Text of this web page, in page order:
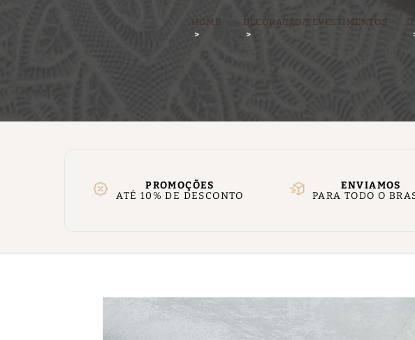
HOME DECORAÇÃO/REVESTIMENTOS
PROMOÇÕES
ATÉ 10% DE DESCONTO
ENVIAMOS
PARA TODO O